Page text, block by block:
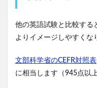
他の英語試験と比較する
よりイメージしやすくな
文部科学省のCEFR対照表
に相当します（945点以